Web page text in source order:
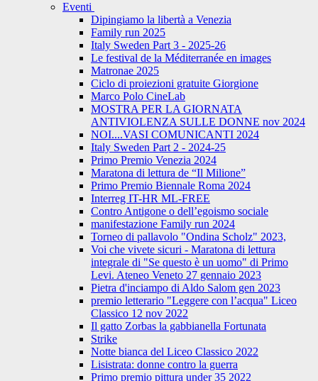
Eventi
Dipingiamo la libertà a Venezia
Family run 2025
Italy Sweden Part 3 - 2025-26
Le festival de la Méditerranée en images
Matronae 2025
Ciclo di proiezioni gratuite Giorgione
Marco Polo CineLab
MOSTRA PER LA GIORNATA
ANTIVIOLENZA SULLE DONNE nov 2024
NOI....VASI COMUNICANTI 2024
Italy Sweden Part 2 - 2024-25
Primo Premio Venezia 2024
Maratona di lettura de “Il Milione”
Primo Premio Biennale Roma 2024
Interreg IT-HR ML-FREE
Contro Antigone o dell’egoismo sociale
manifestazione Family run 2024
Torneo di pallavolo "Ondina Scholz" 2023,
Voi che vivete sicuri - Maratona di lettura
integrale di "Se questo è un uomo" di Primo
Levi. Ateneo Veneto 27 gennaio 2023
Pietra d'inciampo di Aldo Salom gen 2023
premio letterario "Leggere con l’acqua" Liceo
Classico 12 nov 2022
Il gatto Zorbas la gabbianella Fortunata
Strike
Notte bianca del Liceo Classico 2022
Lisistrata: donne contro la guerra
Primo premio pittura under 35 2022